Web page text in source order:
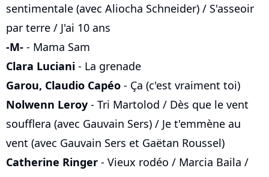
sentimentale (avec Aliocha Schneider) / S'asseoir
par terre / J'ai 10 ans
-M- - Mama Sam
Clara Luciani - La grenade
Garou, Claudio Capéo - Ça (c'est vraiment toi)
Nolwenn Leroy - Tri Martolod / Dès que le vent
soufflera (avec Gauvain Sers) / Je t'emmène au
vent (avec Gauvain Sers et Gaëtan Roussel)
Catherine Ringer - Vieux rodéo / Marcia Baila /